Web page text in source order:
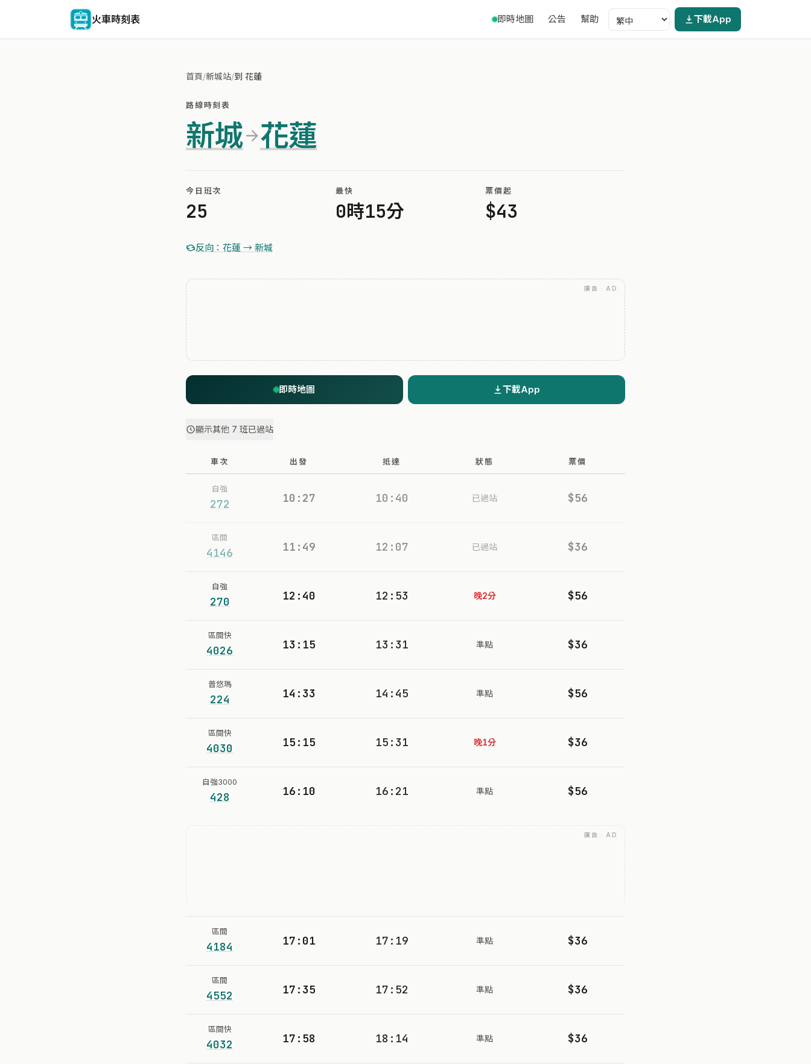
火車時刻表 即時地圖 公告 幫助 下載App
首頁/新城站/到 花蓮
路線時刻表
新城 花蓮
今日班次
25
最快
0時15分
票價起
$43
反向：花蓮 → 新城
廣告 · AD
即時地圖 下載App
顯示其他 7 班已過站
車次 出發 抵達 狀態 票價
自強
272 10:27 10:40 已過站 $56
區間
4146 11:49 12:07 已過站 $36
自強
270 12:40 12:53 晚2分 $56
區間快
4026 13:15 13:31 準點 $36
普悠瑪
224 14:33 14:45 準點 $56
區間快
4030 15:15 15:31 晚1分 $36
自強3000
428 16:10 16:21 準點 $56
廣告 · AD
區間
4184 17:01 17:19 準點 $36
區間
4552 17:35 17:52 準點 $36
區間快
4032 17:58 18:14 準點 $36